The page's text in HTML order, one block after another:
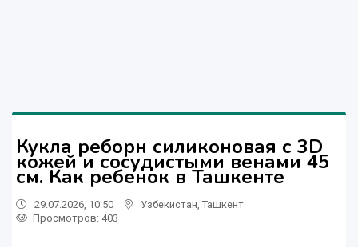
Кукла реборн силиконовая с 3D
кожей и сосудистыми венами 45
см. Как ребенок в Ташкенте
29.07.2026, 10:50 Узбекистан Ташкент
Просмотров: 403